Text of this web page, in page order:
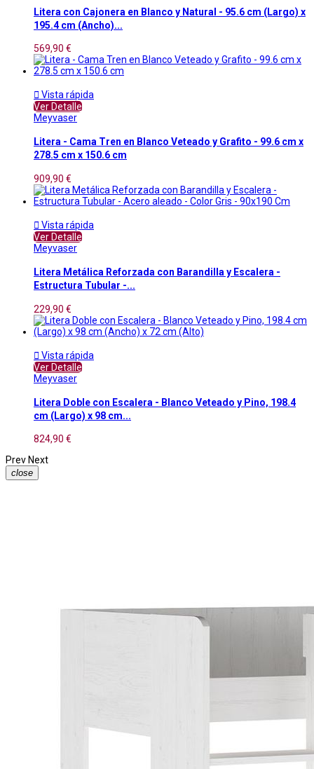
Litera con Cajonera en Blanco y Natural - 95.6 cm (Largo) x
195.4 cm (Ancho)...
569,90 €
 Vista rápida
Ver Detalle
Meyvaser
Litera - Cama Tren en Blanco Veteado y Grafito - 99.6 cm x
278.5 cm x 150.6 cm
909,90 €
 Vista rápida
Ver Detalle
Meyvaser
Litera Metálica Reforzada con Barandilla y Escalera -
Estructura Tubular -...
229,90 €
 Vista rápida
Ver Detalle
Meyvaser
Litera Doble con Escalera - Blanco Veteado y Pino, 198.4
cm (Largo) x 98 cm...
824,90 €
Prev Next
close